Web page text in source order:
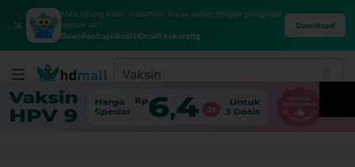
✕
Mau hitung kalori makanan, masa subur, hingga pengingat
minum air?
Download aplikasi HDmall sekarang
Download